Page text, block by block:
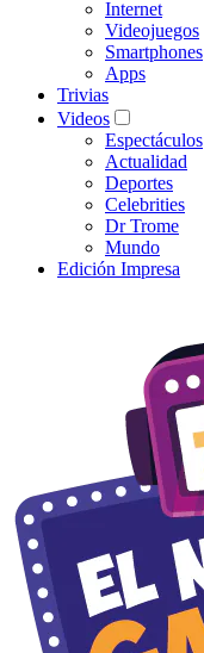
Internet
Videojuegos
Smartphones
Apps
Trivias
Videos
Espectáculos
Actualidad
Deportes
Celebrities
Dr Trome
Mundo
Edición Impresa